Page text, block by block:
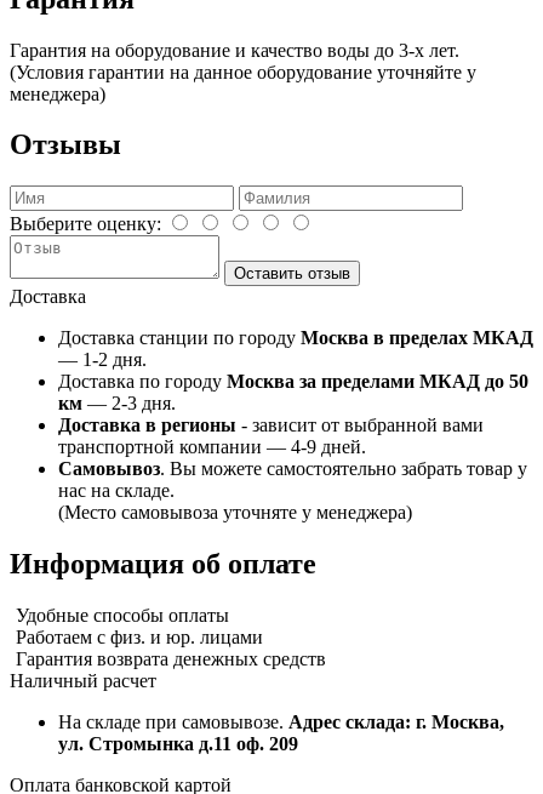
Гарантия на оборудование и качество воды до 3-х лет.
(Условия гарантии на данное оборудование уточняйте у
менеджера)
Отзывы
Выберите оценку:
Оставить отзыв
Доставка
Доставка станции по городу Москва в пределах МКАД
— 1-2 дня.
Доставка по городу Москва за пределами МКАД до 50
км — 2-3 дня.
Доставка в регионы - зависит от выбранной вами
транспортной компании — 4-9 дней.
Самовывоз. Вы можете самостоятельно забрать товар у
нас на складе.
(Место самовывоза уточняте у менеджера)
Информация об оплате
Удобные способы оплаты
Работаем с физ. и юр. лицами
Гарантия возврата денежных средств
Наличный расчет
На складе при самовывозе. Адрес склада: г. Москва,
ул. Стромынка д.11 оф. 209
Оплата банковской картой